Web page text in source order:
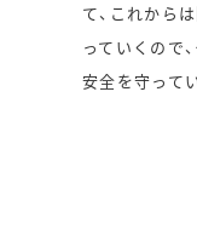
て、これから
っていくので
安全を守って